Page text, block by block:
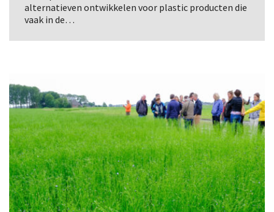
alternatieven ontwikkelen voor plastic producten die
vaak in de…